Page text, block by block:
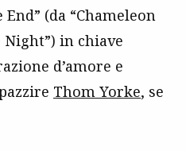
(da “Chameleon
Night”) in chiave
d’amore e
Thom Yorke, se